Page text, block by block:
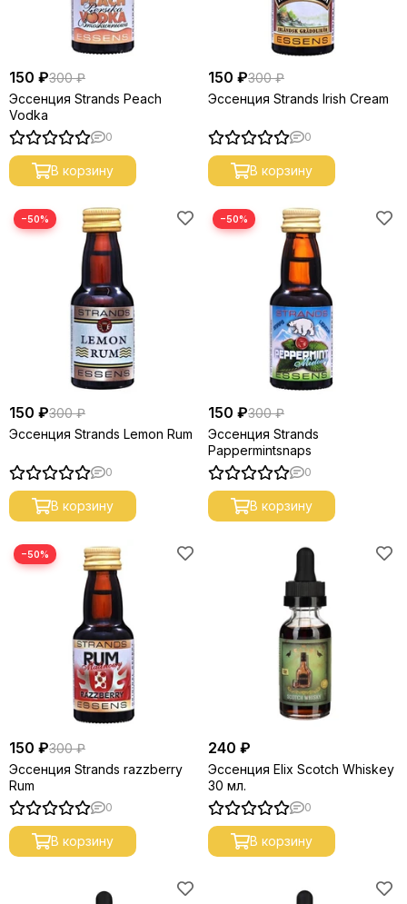
150 ₽300 ₽
Эссенция Strands Peach
Vodka
0
В корзину
150 ₽300 ₽
Эссенция Strands Irish Cream
0
В корзину
−50%
150 ₽300 ₽
Эссенция Strands Lemon Rum
0
В корзину
−50%
150 ₽300 ₽
Эссенция Strands
Pappermintsnaps
0
В корзину
−50%
150 ₽300 ₽
Эссенция Strands razzberry
Rum
0
В корзину
240 ₽
Эссенция Elix Scotch Whiskey
30 мл.
0
В корзину